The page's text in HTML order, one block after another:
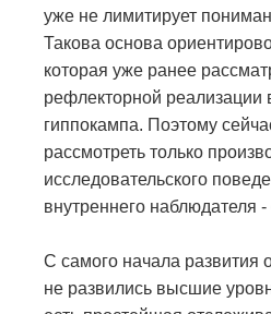
уже не лимитирует
Такова основа
которая уже ранее
рефлекторной реализации
гиппокампа. Поэтому
рассмотреть только
исследовательского
внутреннего наблюдателя -
С самого начала развития
не развились высшие